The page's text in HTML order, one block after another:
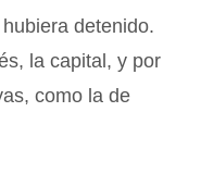
detenido.
la capital, y por
como la de